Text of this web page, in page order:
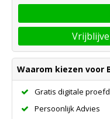
Waarom kiezen voor
Gratis digitale
Persoonlijk Advies